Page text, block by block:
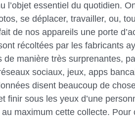
essentiel du quotidien.
se déplacer, travailler, ou,
de nos appareils une porte
récoltées par les fabricants
manière très surprenantes,
sociaux, jeux, apps
disent beaucoup de
finir sous les yeux d’une
maximum cette collecte. Pour